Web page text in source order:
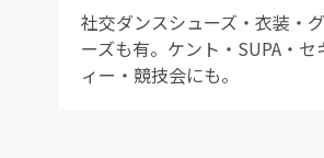
社交ダンスシューズ・衣装・
ーズも有。ケント・SUPA・
ィー・競技会にも。